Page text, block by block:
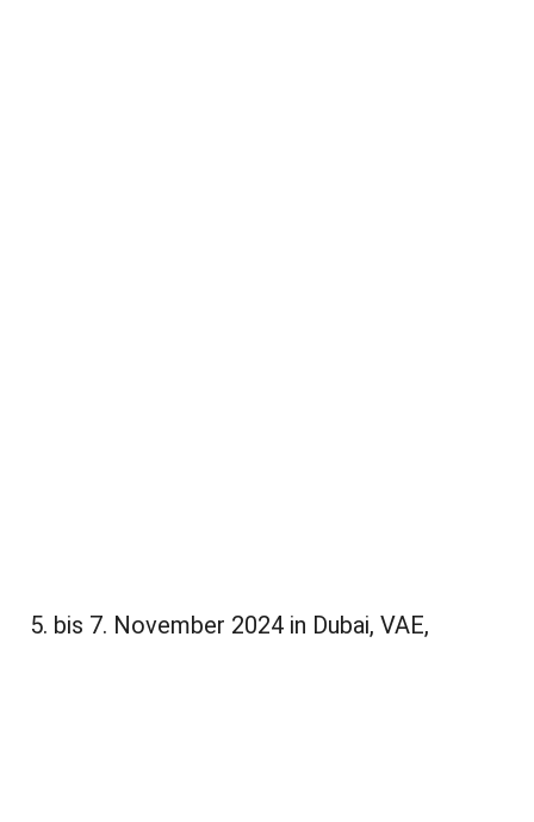
5. bis 7. November 2024 in Dubai, VAE,